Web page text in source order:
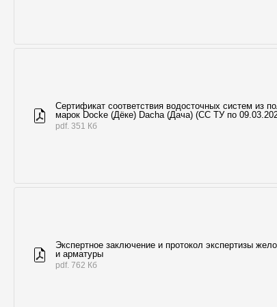
Сертификат соответствия водосточных систем из
марок Docke (Дёке) Dacha (Дача) (СС ТУ по
pdf. 351 Кб
Экспертное заключение и протокол экспертизы
и арматуры
pdf. 762 Кб